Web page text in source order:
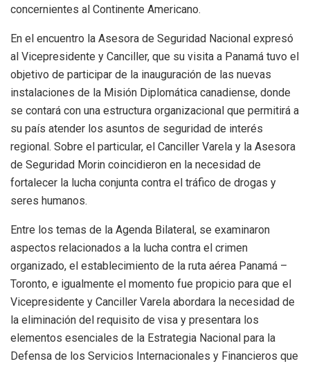
concernientes al Continente Americano.
En el encuentro la Asesora de Seguridad Nacional expresó
al Vicepresidente y Canciller, que su visita a Panamá tuvo el
objetivo de participar de la inauguración de las nuevas
instalaciones de la Misión Diplomática canadiense, donde
se contará con una estructura organizacional que permitirá a
su país atender los asuntos de seguridad de interés
regional. Sobre el particular, el Canciller Varela y la Asesora
de Seguridad Morin coincidieron en la necesidad de
fortalecer la lucha conjunta contra el tráfico de drogas y
seres humanos.
Entre los temas de la Agenda Bilateral, se examinaron
aspectos relacionados a la lucha contra el crimen
organizado, el establecimiento de la ruta aérea Panamá –
Toronto, e igualmente el momento fue propicio para que el
Vicepresidente y Canciller Varela abordara la necesidad de
la eliminación del requisito de visa y presentara los
elementos esenciales de la Estrategia Nacional para la
Defensa de los Servicios Internacionales y Financieros que